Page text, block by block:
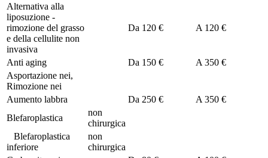
Alternativa alla
liposuzione -
rimozione del grasso
e della cellulite non
invasiva
Da 120 € A 120 €
Anti aging Da 150 € A 350 €
Asportazione nei,
Rimozione nei
Aumento labbra
Da 250 € A 350 €
Blefaroplastica
non
chirurgica
Blefaroplastica
inferiore
non
chirurgica